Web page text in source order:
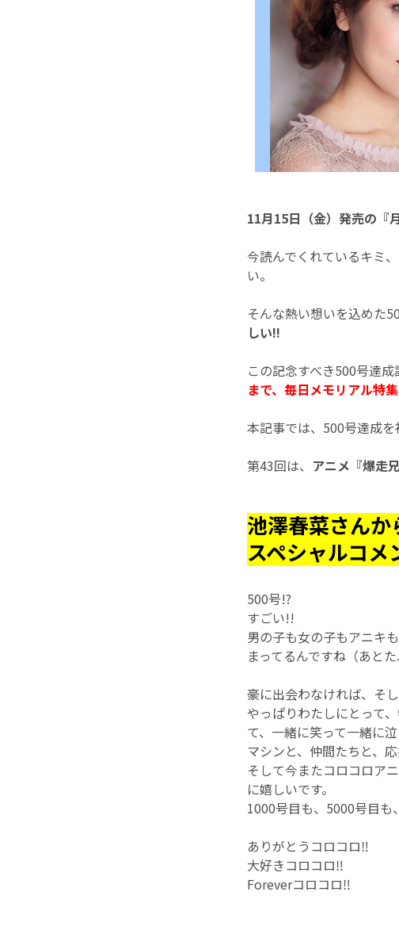
11月15日（金）発売の『
今読んでくれているキミ
い。
そんな熱い想いを込めた
しい!!
この記念すべき500号達
まで、毎日メモリアル特
本記事では、500号達成
第43回は、 アニメ『爆走
池澤春菜さんか
スペシャルコメ
500号!?
すごい!!
男の子も女の子もアニキ
まってるんですね（あと
豪に出会わなければ、そ
やっぱりわたしにとって
て、一緒に笑って一緒に泣
マシンと、仲間たちと、
そして今またコロコロア
に嬉しいです。
1000号目も、5000号目も
ありがとうコロコロ‼︎
大好きコロコロ‼︎
Foreverコロコロ‼︎